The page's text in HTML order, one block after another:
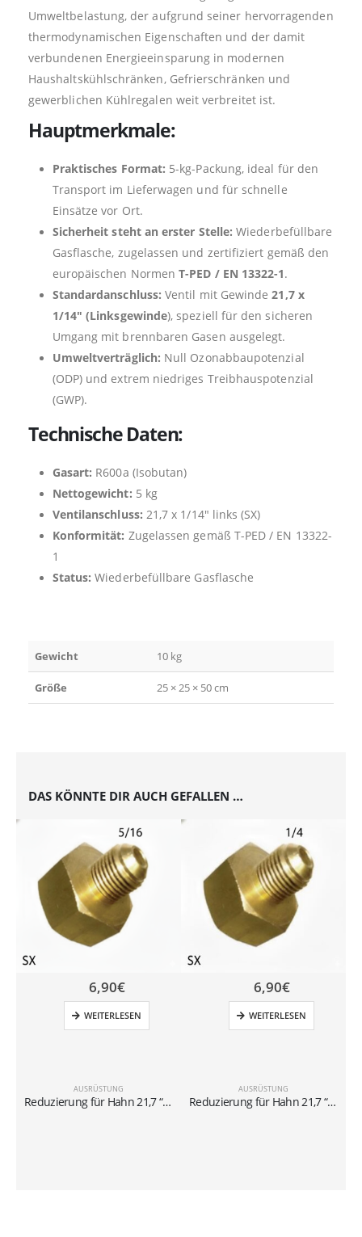
Umweltbelastung, der aufgrund seiner hervorragenden
thermodynamischen Eigenschaften und der damit
verbundenen Energieeinsparung in modernen
Haushaltskühlschränken, Gefrierschränken und
gewerblichen Kühlregalen weit verbreitet ist.
Hauptmerkmale:
Praktisches Format: 5-kg-Packung, ideal für den
Transport im Lieferwagen und für schnelle
Einsätze vor Ort.
Sicherheit steht an erster Stelle: Wiederbefüllbare
Gasflasche, zugelassen und zertifiziert gemäß den
europäischen NormenT-PED / EN 13322-1.
Standardanschluss: Ventil mit Gewinde21,7 x
1/14″ (Linksgewinde), speziell für den sicheren
Umgang mit brennbaren Gasen ausgelegt.
Umweltverträglich: Null Ozonabbaupotenzial
(ODP) und extrem niedriges Treibhauspotenzial
(GWP).
Technische Daten:
Gasart: R600a (Isobutan)
Nettogewicht: 5 kg
Ventilanschluss: 21,7 x 1/14″ links (SX)
Konformität: Zugelassen gemäß T-PED / EN 13322-
1
Status: Wiederbefüllbare Gasflasche
Gewicht 10 kg
Größe 25 × 25 × 50 cm
DAS KÖNNTE DIR AUCH GEFALLEN …
AUSRÜSTUNG
Reduzierung für Hahn 21,7 “-1/14 x 5/16” SX
6,90€
WEITERLESEN
AUSRÜSTUNG
Reduzierung für Hahn 21,7 “-1/14 x 1/4” SX
6,90€
WEITERLESEN